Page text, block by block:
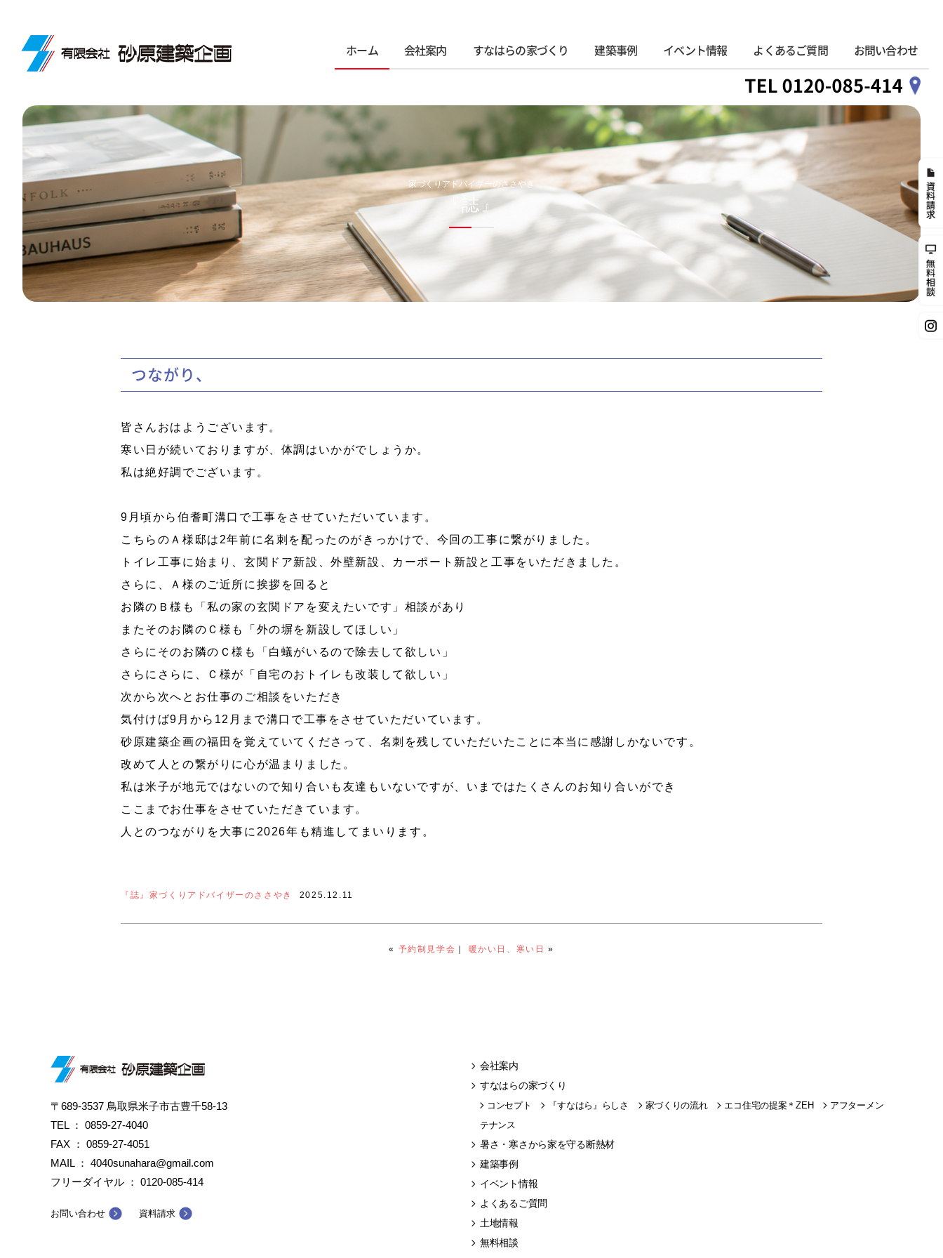
ホーム 会社案内 すなはらの家づくり 建築事例 イベント情報 よくあるご質問 お問い合わせ
家づくりアドバイザーのささやき
『誌』
つながり、
皆さんおはようございます。
寒い日が続いておりますが、体調はいかがでしょうか。
私は絶好調でございます。
9月頃から伯耆町溝口で工事をさせていただいています。
こちらのＡ様邸は2年前に名刺を配ったのがきっかけで、今回の工事に繋がりました。
トイレ工事に始まり、玄関ドア新設、外壁新設、カーポート新設と工事をいただきました。
さらに、Ａ様のご近所に挨拶を回ると
お隣のＢ様も「私の家の玄関ドアを変えたいです」相談があり
またそのお隣のＣ様も「外の塀を新設してほしい」
さらにそのお隣のＣ様も「白蟻がいるので除去して欲しい」
さらにさらに、Ｃ様が「自宅のおトイレも改装して欲しい」
次から次へとお仕事のご相談をいただき
気付けば9月から12月まで溝口で工事をさせていただいています。
砂原建築企画の福田を覚えていてくださって、名刺を残していただいたことに本当に感謝しかないです。
改めて人との繋がりに心が温まりました。
私は米子が地元ではないので知り合いも友達もいないですが、いまではたくさんのお知り合いができ
ここまでお仕事をさせていただきています。
人とのつながりを大事に2026年も精進してまいります。
『誌』家づくりアドバイザーのささやき 2025.12.11
« 予約制見学会 ｜ 暖かい日、寒い日 »
〒689-3537 鳥取県米子市古豊千58-13
TEL ： 0859-27-4040
FAX ： 0859-27-4051
MAIL ： 4040sunahara@gmail.com
フリーダイヤル ： 0120-085-414
お問い合わせ 資料請求
会社案内
すなはらの家づくり
コンセプト 『すなはら』らしさ 家づくりの流れ エコ住宅の提案＊ZEH
アフターメン
テナンス
暑さ・寒さから家を守る断熱材
建築事例
イベント情報
よくあるご質問
土地情報
無料相談